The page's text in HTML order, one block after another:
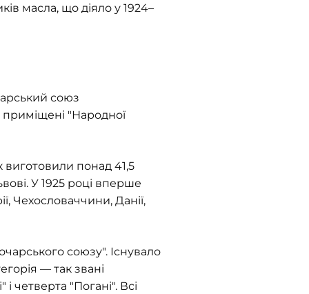
масла, що діяло у 1924–
союз
"Народної
виготовили понад 41,5
У 1925 році вперше
Чехословаччини, Данії,
союзу". Існувало
— так звані
четверта "Погані". Всі